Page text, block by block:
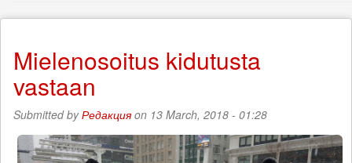
Mielenosoitus kidutusta
vastaan
Submitted byРедакцияon 13 March, 2018 - 01:28